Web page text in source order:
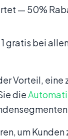
— 50%
gratis bei
Vorteil, eine
die
um Kunden